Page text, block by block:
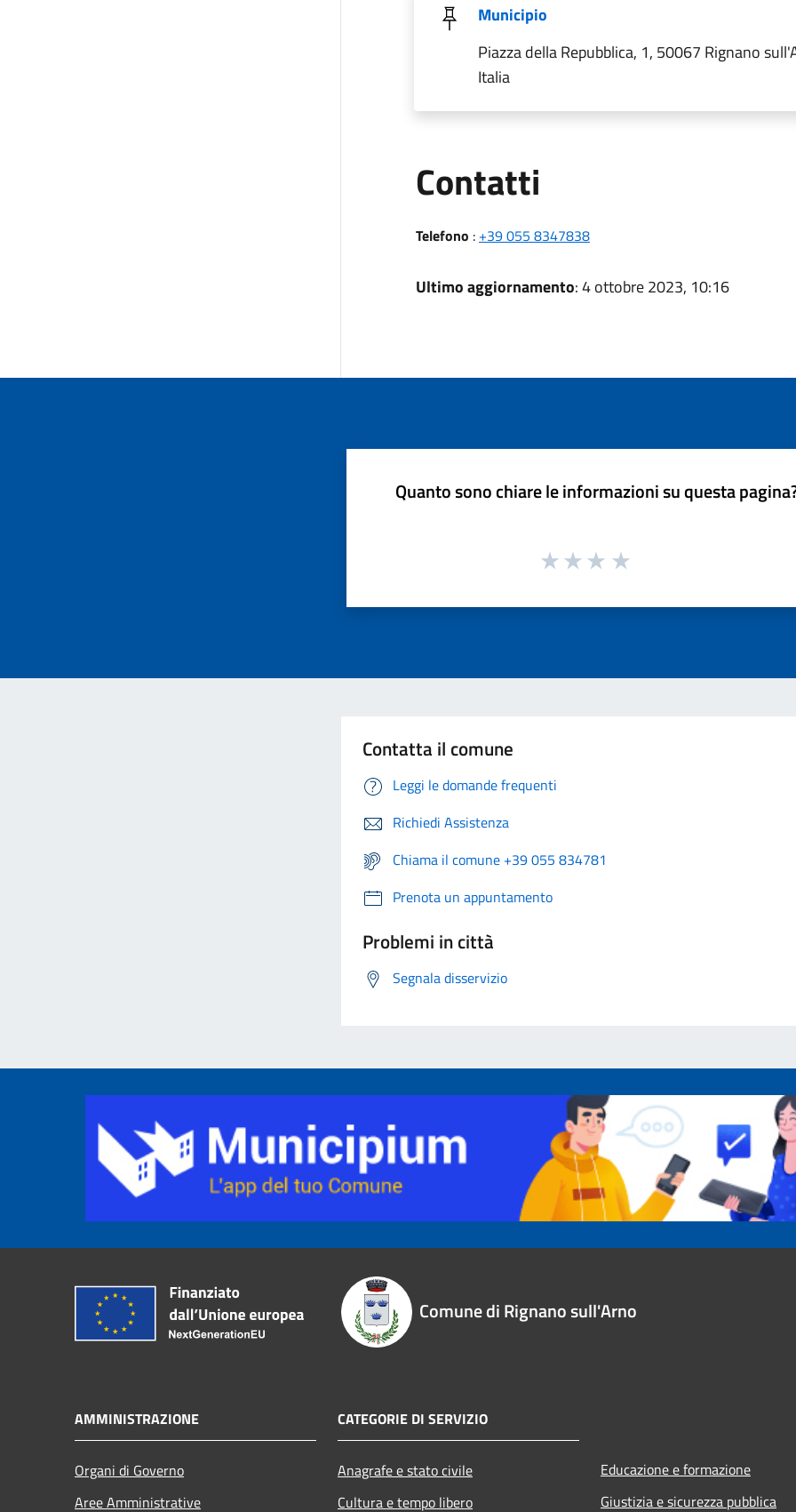
Municipio
Piazza della Repubblica, 1, 50067 Rignano
Italia
Contatti
Telefono : +39 055 8347838
Ultimo aggiornamento: 4 ottobre 2023, 10:16
Quanto sono chiare le informazioni su questa
Contatta il comune
Leggi le domande frequenti
Richiedi Assistenza
Chiama il comune +39 055 834781
Prenota un appuntamento
Problemi in città
Segnala disservizio
Comune di Rignano sull'Arno
AMMINISTRAZIONE
Organi di Governo
Aree Amministrative
CATEGORIE DI SERVIZIO
Anagrafe e stato civile
Cultura e tempo libero
Educazione e formazione
Giustizia e sicurezza pubblica